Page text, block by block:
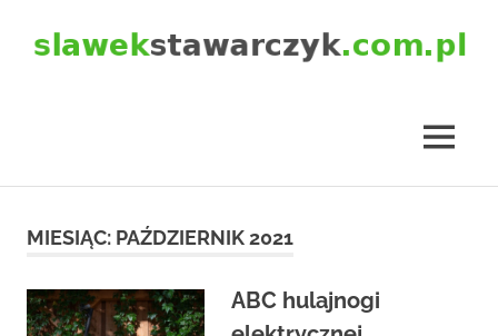
MENU
MIESIĄC: PAŹDZIERNIK 2021
ABC hulajnogi